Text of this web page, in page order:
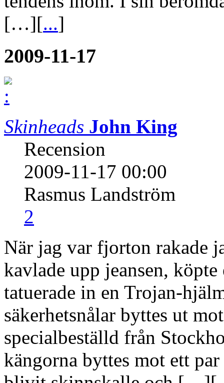
[…][...]
2009-11-17
Skinheads John King
Recension
2009-11-17 00:00
Rasmus Landström
2
När jag var fjorton rakade
kavlade upp jeansen,
tatuerade in en Trojan-
säkerhetsnålar byttes ut
specialbeställd från
kängorna byttes mot ett